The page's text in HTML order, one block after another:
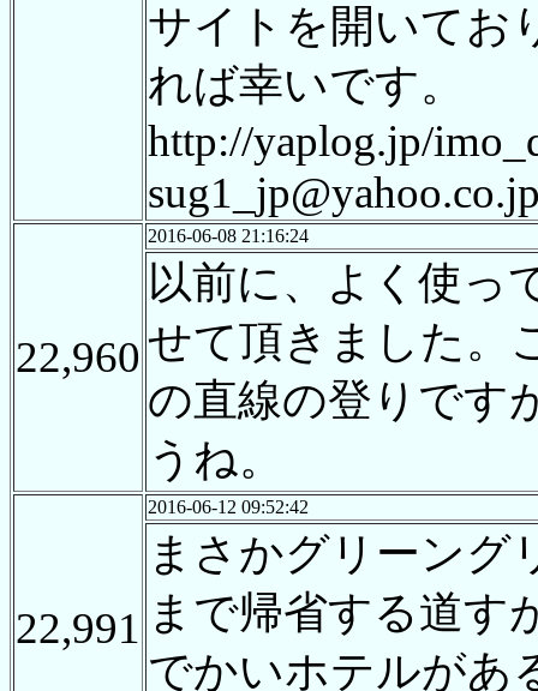
サイトを開いてお
れば幸いです。
http://yaplog.jp/
22,960
2016-06-08 21:16:24
以前に、よく使っ
せて頂きました。
の直線の登りです
うね。
22,991
2016-06-12 09:52:42
まさかグリーン
まで帰省する道す
でかいホテルがあ